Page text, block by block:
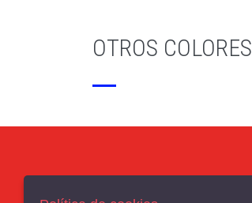
OTROS COLORES